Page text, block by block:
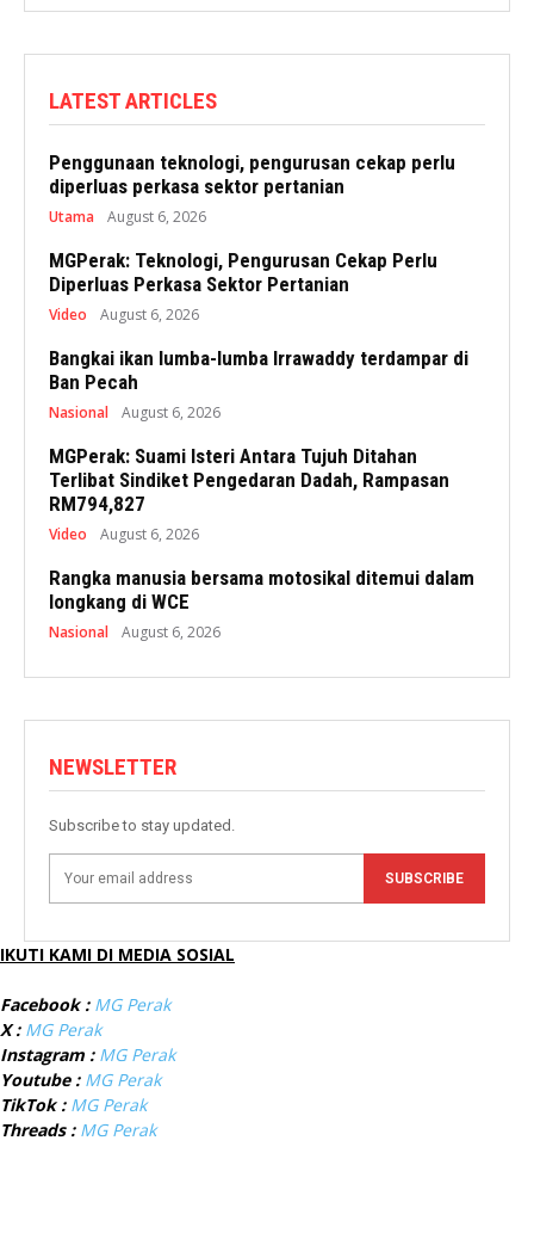
LATEST ARTICLES
Penggunaan teknologi, pengurusan cekap perlu
diperluas perkasa sektor pertanian
Utama August 6, 2026
MGPerak: Teknologi, Pengurusan Cekap Perlu
Diperluas Perkasa Sektor Pertanian
Video August 6, 2026
Bangkai ikan lumba-lumba Irrawaddy terdampar di
Ban Pecah
Nasional August 6, 2026
MGPerak: Suami Isteri Antara Tujuh Ditahan
Terlibat Sindiket Pengedaran Dadah, Rampasan
RM794,827
Video August 6, 2026
Rangka manusia bersama motosikal ditemui dalam
longkang di WCE
Nasional August 6, 2026
NEWSLETTER
Subscribe to stay updated.
SUBSCRIBE
IKUTI KAMI DI MEDIA SOSIAL
Facebook : MG Perak
X : MG Perak
Instagram : MG Perak
Youtube : MG Perak
TikTok : MG Perak
Threads : MG Perak